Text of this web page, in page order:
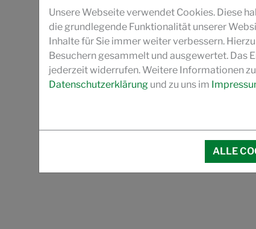
Unsere Webseite verwendet Cookies. Diese
die grundlegende Funktionalität unserer
Inhalte für Sie immer weiter verbessern.
Besuchern gesammelt und ausgewertet. Das
jederzeit widerrufen. Weitere Informationen
Datenschutzerklärung und zu uns im
ALLE